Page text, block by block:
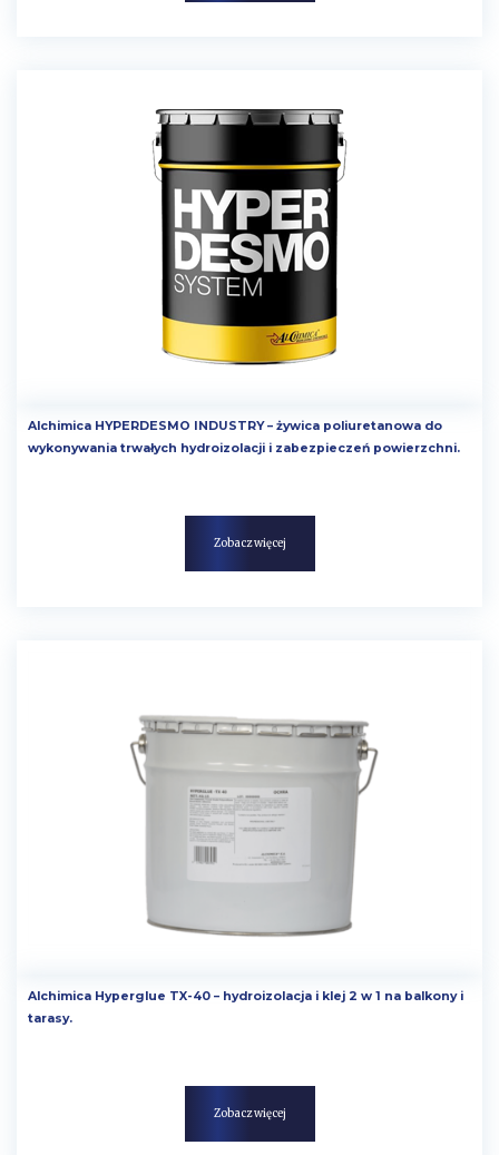
Alchimica HYPERDESMO INDUSTRY – żywica poliuretanowa do
wykonywania trwałych hydroizolacji i zabezpieczeń powierzchni.
Zobacz więcej
Alchimica Hyperglue TX-40 – hydroizolacja i klej 2 w 1 na balkony i
tarasy.
Zobacz więcej